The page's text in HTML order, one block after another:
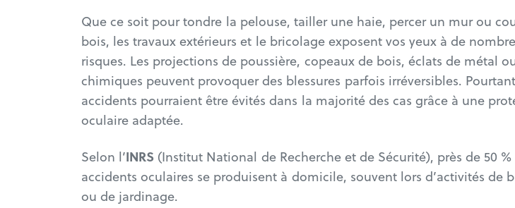
Que ce soit pour tondre la pelouse, tailler une haie, percer un mur ou
bois, les travaux extérieurs et le bricolage exposent vos yeux à de
risques. Les projections de poussière, copeaux de bois, éclats de métal
chimiques peuvent provoquer des blessures parfois irréversibles.
accidents pourraient être évités dans la majorité des cas grâce à une
oculaire adaptée.
Selon l’INRS (Institut National de Recherche et de Sécurité), près de 50 %
accidents oculaires se produisent à domicile, souvent lors d’activités de
ou de jardinage.